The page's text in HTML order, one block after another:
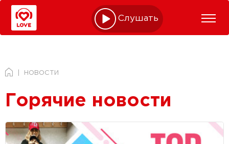
Слушать online
НОВОСТИ
Горячие новости